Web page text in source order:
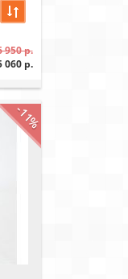
950 р.
060 р.
-11%